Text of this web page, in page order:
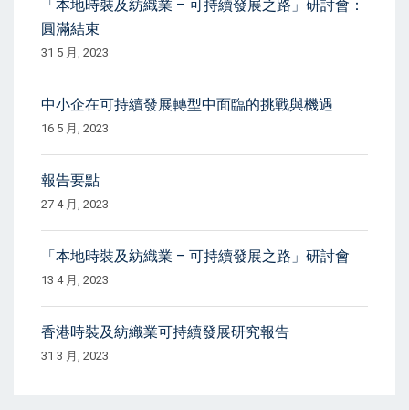
「本地時裝及紡織業 – 可持續發展之路」研討會：
圓滿結束
31 5 月, 2023
中小企在可持續發展轉型中面臨的挑戰與機遇
16 5 月, 2023
報告要點
27 4 月, 2023
「本地時裝及紡織業 – 可持續發展之路」研討會
13 4 月, 2023
香港時裝及紡織業可持續發展研究報告
31 3 月, 2023